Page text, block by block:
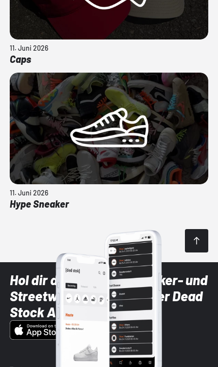
11. Juni 2026
Caps
11. Juni 2026
Hype Sneaker
Hol dir die neuesten Sneaker- und
Streetwear-Brands mit der Dead
Stock App